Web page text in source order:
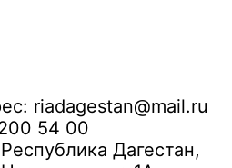
riadagestan@mail.ru
54 00
Дагестан,